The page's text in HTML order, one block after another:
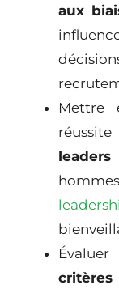
aux
Mettre